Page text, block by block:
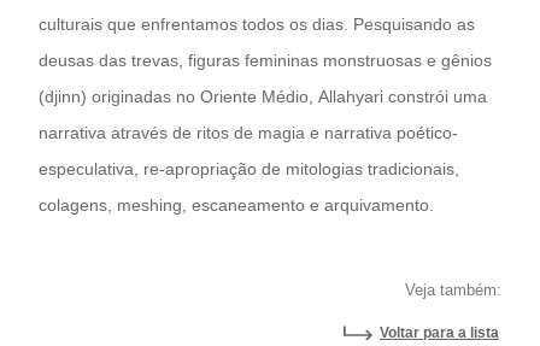
culturais que enfrentamos todos os dias. Pesquisando as
deusas das trevas, figuras femininas monstruosas e gênios
(djinn) originadas no Oriente Médio, Allahyari constrói uma
narrativa através de ritos de magia e narrativa poético-
especulativa, re-apropriação de mitologias tradicionais,
colagens, meshing, escaneamento e arquivamento.
Veja também:
Voltar para a lista